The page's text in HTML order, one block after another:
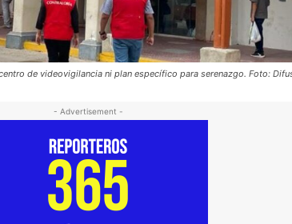
de videovigilancia ni plan específico para serenazgo. Foto:
- Advertisement -